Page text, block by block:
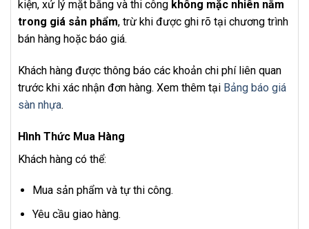
kiện, xử lý mặt bằng và thi công không mặc nhiên nằm
trong giá sản phẩm, trừ khi được ghi rõ tại chương trình
bán hàng hoặc báo giá.
Khách hàng được thông báo các khoản chi phí liên quan
trước khi xác nhận đơn hàng. Xem thêm tại Bảng báo giá
sàn nhựa.
Hình Thức Mua Hàng
Khách hàng có thể:
Mua sản phẩm và tự thi công.
Yêu cầu giao hàng.